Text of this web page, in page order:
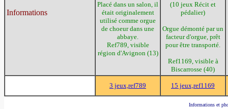
Informations
Placé dans un salon, il
était originalement
utilisé comme orgue
de choeur dans une
abbaye.
Ref789, visible
région d'Avignon (13)
(10 jeux Récit et
pédalier)
Orgue démonté par un
facteur d'orgue, prêt
pour être transporté.
Ref1169, visible à
Biscarrosse (40)
3 jeux,ref789 15 jeux,ref1169
Informations et